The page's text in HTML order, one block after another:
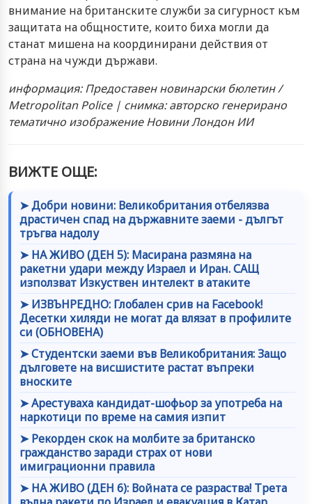
внимание на британските служби за сигурност към
защитата на общностите, които биха могли да
станат мишена на координирани действия от
страна на чужди държави.
информация: Предоставен новинарски бюлетин /
Metropolitan Police | снимка: авторско генерирано
тематично изображение Новини Лондон ИИ
ВИЖТЕ ОЩЕ:
➤ Добри новини: Великобритания отбелязва
драстичен спад на държавните заеми - дългът
тръгва надолу
➤ НА ЖИВО (ДЕН 5): Масирана размяна на
ракетни удари между Израел и Иран. САЩ
използват Изкуствен интелект в атаките
➤ ИЗВЪНРЕДНО: Глобален срив на Facebook!
Десетки хиляди не могат да влязат в профилите
си (ОБНОВЕНА)
➤ Студентски заеми във Великобритания: Защо
дълговете на висшистите растат въпреки
вноските
➤ Арестуваха кандидат-шофьор за употреба на
наркотици по време на самия изпит
➤ Рекорден скок на молбите за британско
гражданство заради страх от нови
имиграционни правила
➤ НА ЖИВО (ДЕН 6): Войната се разраства! Трета